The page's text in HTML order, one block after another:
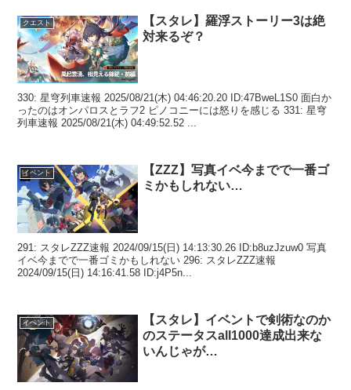
クエスト
【スタレ】羅浮ストーリー3は絶
対来るぞ？
330: 星穹列車速報 2025/08/21(木) 04:46:20.20 ID:47BweL1S0 面白か
ったのはオンパロスとラフ2 ピノコニーには怒りを感じる 331: 星穹
列車速報 2025/08/21(木) 04:49:52.52 ...
イベント
【ZZZ】写真イベ今までで一番ゴ
ミかもしれない…
291: スタレZZZ速報 2024/09/15(日) 14:13:30.26 ID:b8uzJzuw0 写真
イベ今までで一番ゴミかもしれない 296: スタレZZZ速報
2024/09/15(日) 14:16:41.58 ID:j4P5n...
イベント
【スタレ】イベントで剣術なのか
のステータスall1000達成出来な
いんじゃが…